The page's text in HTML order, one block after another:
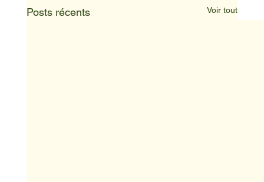
Posts récents Voir tout